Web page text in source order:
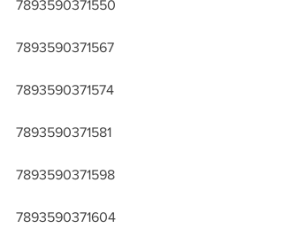
7893590371550
7893590371567
7893590371574
7893590371581
7893590371598
7893590371604